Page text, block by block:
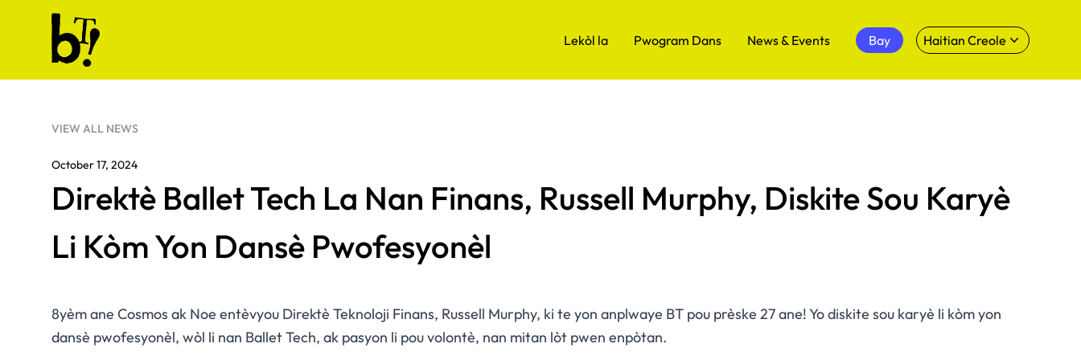
Skip to content
Ballet Tech
Lekòl la Pwogram Dans News & Events Bay Haitian Creole
VIEW ALL NEWS
October 17, 2024
Direktè Ballet Tech La Nan Finans, Russell Murphy, Diskite Sou Karyè
Li Kòm Yon Dansè Pwofesyonèl
8yèm ane Cosmos ak Noe entèvyou Direktè Teknoloji Finans, Russell Murphy, ki te yon anplwaye BT pou prèske 27 ane! Yo diskite sou karyè li kòm yon
dansè pwofesyonèl, wòl li nan Ballet Tech, ak pasyon li pou volontè, nan mitan lòt pwen enpòtan.